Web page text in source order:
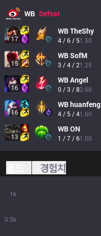
WB Defeat
17
WBTheShy
4 / 6 / 51.50
15
WBSofM
3 / 4 / 21.25
16
WBAngel
0 / 3 / 82.66
16
WBhuanfeng
4 / 5 / 41.60
13
WBON
1 / 7 / 61.00
경험치
0.5k
1k